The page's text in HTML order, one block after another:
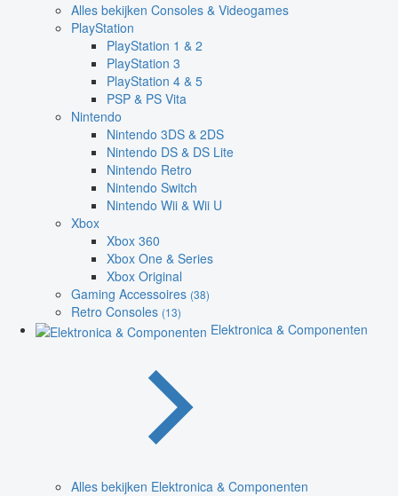
Alles bekijken Consoles & Videogames
PlayStation
PlayStation 1 & 2
PlayStation 3
PlayStation 4 & 5
PSP & PS Vita
Nintendo
Nintendo 3DS & 2DS
Nintendo DS & DS Lite
Nintendo Retro
Nintendo Switch
Nintendo Wii & Wii U
Xbox
Xbox 360
Xbox One & Series
Xbox Original
Gaming Accessoires (38)
Retro Consoles (13)
Elektronica & Componenten
Alles bekijken Elektronica & Componenten